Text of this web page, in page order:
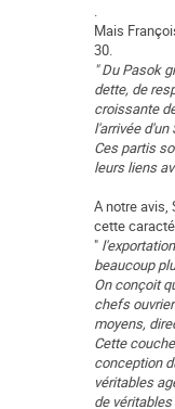
.
Mais
30.
" Du Pasok
dette, de
croissante
l'arrivée
Ces partis
leurs liens
A notre avis,
cette
"
beaucoup
On conçoit
chefs
moyens,
Cette
conception
véritables
de